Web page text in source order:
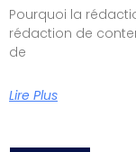
Pourquoi la
rédaction de
de
Lire Plus